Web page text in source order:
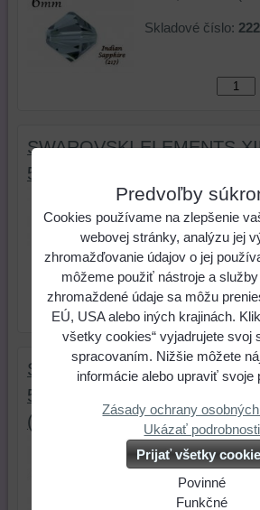
Skladové číslo:
SWAROVSKI ELEMENTS
5328 AB SATIN
Swarovského
Xilion, Slniečka
Skladové číslo:
SWAROVSKI ELEMENTS
5328 CRYSTAL (001)
(BRSH)
Swarovského
Xilion, Slniečka
Skladové číslo:
Predvoľby
Cookies používame na zlepšenie
webovej stránky, analýzu jej
zhromažďovanie údajov o jej
môžeme použiť nástroje a
zhromaždené údaje sa môžu
EÚ, USA alebo iných krajinách.
všetky cookies“ vyjadrujete svoj
spracovaním. Nižšie môžete
informácie alebo upraviť svoje
Zásady ochrany
Ukázať podrobnosti
Prijať všetky
Povinné
Funkčné